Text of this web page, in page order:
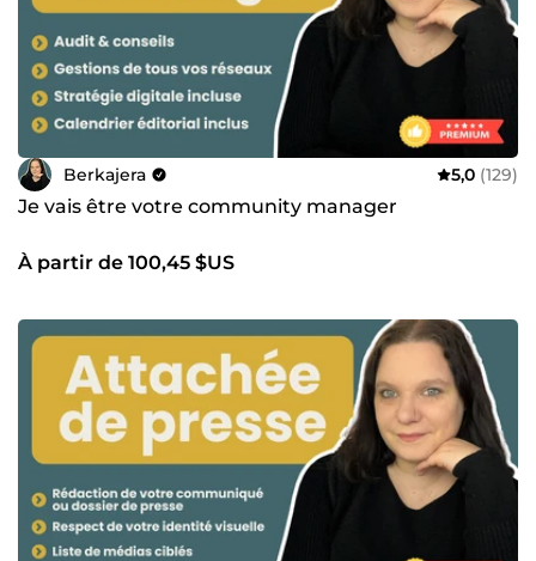
Berkajera 5,0 (129)
Je vais être votre community manager
À partir de 100,45 $US